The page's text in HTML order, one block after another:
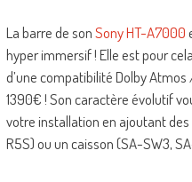
La barre de sonSony HT-A7000
hyper immersif ! Elle est pour
d’une compatibilité Dolby
1390€ ! Son caractère évolutif
votre installation en ajoutant
R5S) ou un caisson (SA-SW3,